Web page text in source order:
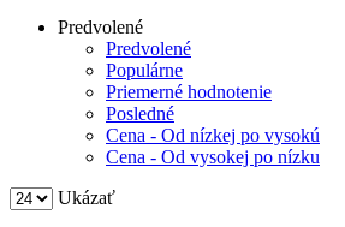
Predvolené
Predvolené
Populárne
Priemerné hodnotenie
Posledné
Cena - Od nízkej po vysokú
Cena - Od vysokej po nízku
Ukázať